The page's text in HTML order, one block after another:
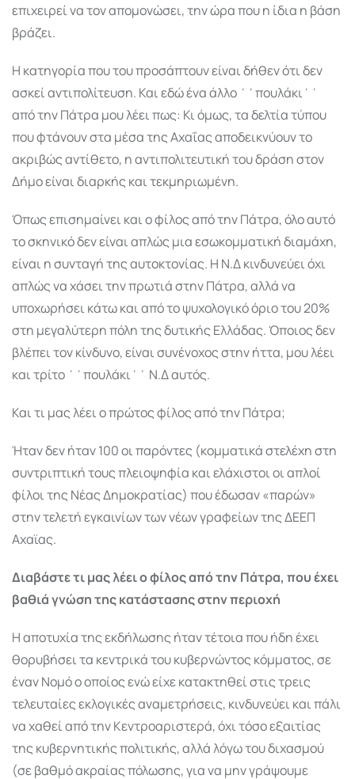
επιχειρεί να τον απομονώσει, την ώρα που η ίδια η βάση
βράζει.
Η κατηγορία που του προσάπτουν είναι δήθεν ότι δεν
ασκεί αντιπολίτευση. Και εδώ ένα άλλο ΄΄πουλάκι΄΄
από την Πάτρα μου λέει πως: Κι όμως, τα δελτία τύπου
που φτάνουν στα μέσα της Αχαΐας αποδεικνύουν το
ακριβώς αντίθετο, η αντιπολιτευτική του δράση στον
Δήμο είναι διαρκής και τεκμηριωμένη.
Όπως επισημαίνει και ο φίλος από την Πάτρα, όλο αυτό
το σκηνικό δεν είναι απλώς μια εσωκομματική διαμάχη,
είναι η συνταγή της αυτοκτονίας. Η Ν.Δ κινδυνεύει όχι
απλώς να χάσει την πρωτιά στην Πάτρα, αλλά να
υποχωρήσει κάτω και από το ψυχολογικό όριο του 20%
στη μεγαλύτερη πόλη της δυτικής Ελλάδας. Όποιος δεν
βλέπει τον κίνδυνο, είναι συνένοχος στην ήττα, μου λέει
και τρίτο ΄΄πουλάκι΄΄ Ν.Δ αυτός.
Και τι μας λέει ο πρώτος φίλος από την Πάτρα;
Ήταν δεν ήταν 100 οι παρόντες (κομματικά στελέχη στη
συντριπτική τους πλειοψηφία και ελάχιστοι οι απλοί
φίλοι της Νέας Δημοκρατίας) που έδωσαν «παρών»
στην τελετή εγκαινίων των νέων γραφείων της ΔΕΕΠ
Αχαϊας.
Διαβάστε τι μας λέει ο φίλος από την Πάτρα, που έχει
βαθιά γνώση της κατάστασης στην περιοχή
Η αποτυχία της εκδήλωσης ήταν τέτοια που ήδη έχει
θορυβήσει τα κεντρικά του κυβερνώντος κόμματος, σε
έναν Νομό ο οποίος ενώ είχε κατακτηθεί στις τρεις
τελευταίες εκλογικές αναμετρήσεις, κινδυνεύει και πάλι
να χαθεί από την Κεντροαριστερά, όχι τόσο εξαιτίας
της κυβερνητικής πολιτικής, αλλά λόγω του διχασμού
(σε βαθμό ακραίας πόλωσης, για να μην γράψουμε